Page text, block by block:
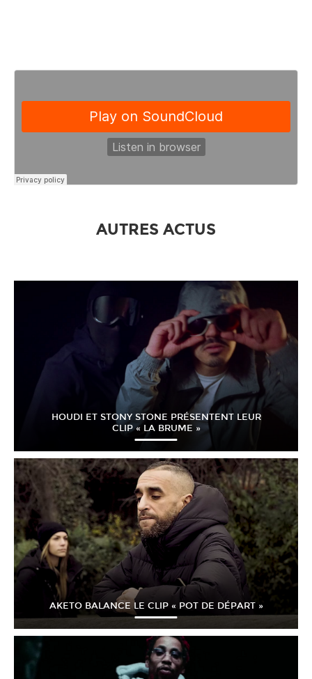
AUTRES ACTUS
HOUDI ET STONY STONE PRÉSENTENT LEUR
CLIP « LA BRUME »
AKETO BALANCE LE CLIP « POT DE DÉPART »